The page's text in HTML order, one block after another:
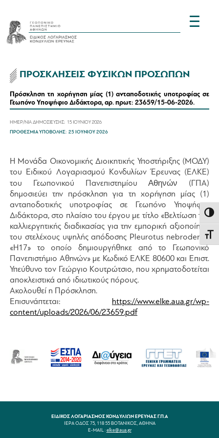
ΠΡΟΣΚΛΗΣΕΙΣ ΦΥΣΙΚΩΝ ΠΡΟΣΩΠΩΝ
Πρόσκληση τη χορήγηση μίας (1) ανταποδοτικής υποτροφίας σε
Γεωπόνο Υποψήφιο Διδάκτορα, αρ. πρωτ: 23659/15-06-2026.
ΗΜΕΡ/ΝΙΑ ΔΗΜΟΣΙΕΥΣΗΣ: 15 ΙΟΥΝΙΟΥ 2026
ΠΡΟΘΕΣΜΙΑ ΥΠΟΒΟΛΗΣ: 25 ΙΟΥΝΙΟΥ 2026
Η Μονάδα Οικονομικής Διοικητικής Υποστήριξης (ΜΟΔΥ)
του Ειδικού Λογαριασμού Κονδυλίων Έρευνας (ΕΛΚΕ)
του Γεωπονικού ΠανεπιστημίουΑθηνών (ΓΠΑ)
δημοσιεύει την πρόσκληση για τη χορήγηση μίας (1)
ανταποδοτικής υποτροφίας σε Γεωπόνο Υποψήφιο
Διδάκτορα, στο πλαίσιο του έργου με τίτλο «Βελτίωση της
καλλιεργητικής διαδικασίας για την εμπορική αξιοποίηση
του στελέχους υψηλής απόδοσης Pleurotus nebrodensis
«Η17» το οποίο δημιουργήθηκε από το Γεωπονικό
Πανεπιστήμιο Αθηνών» με Κωδικό ΕΛΚΕ 80600 και Επιστ.
Υπεύθυνο τον Γεώργιο Κουτρώτσιο, που χρηματοδοτείται
αποκλειστικά από ιδιωτικούς πόρους.
Ακολουθεί η Πρόσκληση.
Επισυνάπτεται:
https://www.elke.aua.gr/wp-
content/uploads/2026/06/23659.pdf
ΕΙΔΙΚΟΣ ΛΟΓΑΡΙΑΣΜΟΣ ΚΟΝΔΥΛΙΩΝ ΕΡΕΥΝΑΣ Γ.Π.Α
ΙΕΡΑ ΟΔΟΣ 75, 118 55 ΒΟΤΑΝΙΚΟΣ, ΑΘΗΝΑ
E-MAIL :elke@aua.gr